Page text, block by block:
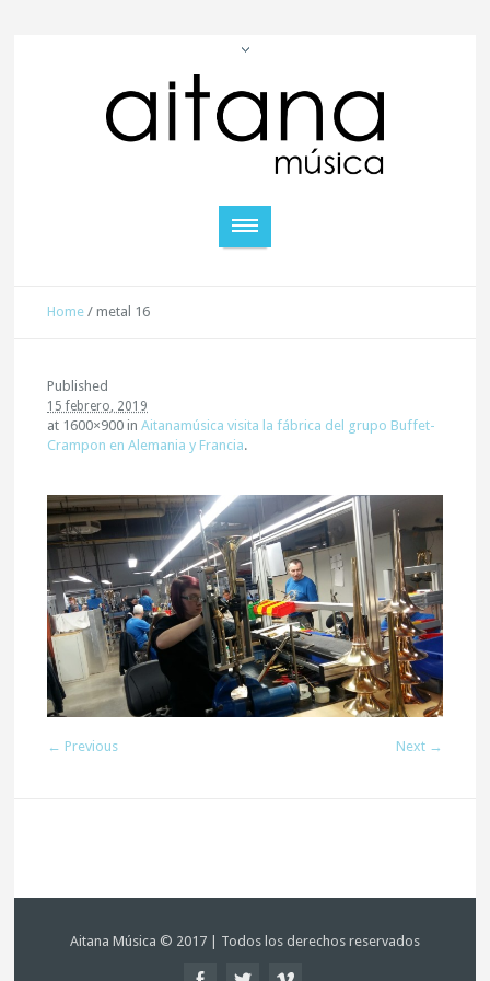
Home /metal 16
Published
15 febrero, 2019
at 1600×900 inAitanamúsica visita la fábrica del grupo Buffet-
Crampon en Alemania y Francia.
← Previous Next →
Aitana Música © 2017 | Todos los derechos reservados